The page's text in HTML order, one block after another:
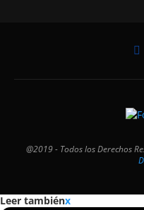
@2019 - Todos los Derechos
Leer tambiénx